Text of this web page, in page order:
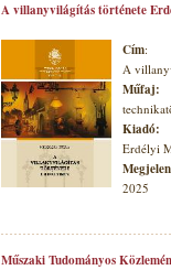
A villanyvilágítás története
Cím:
A
Műfaj:
Kiadó:
Erdélyi
2025
Műszaki Tudományos